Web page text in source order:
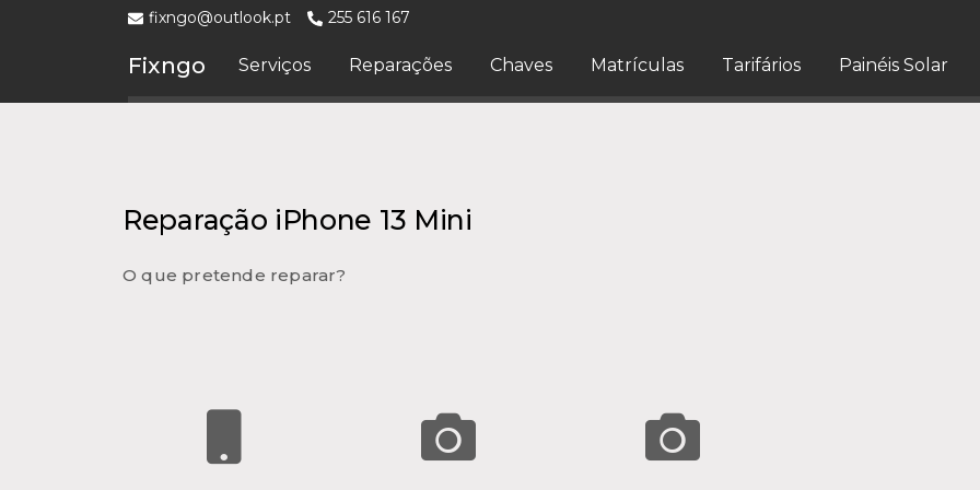
fixngo@outlook.pt 255 616 167
Fixngo Serviços Reparações Chaves Matrículas Tarifários Painéis Solar
Reparação iPhone 13 Mini
O que pretende reparar?